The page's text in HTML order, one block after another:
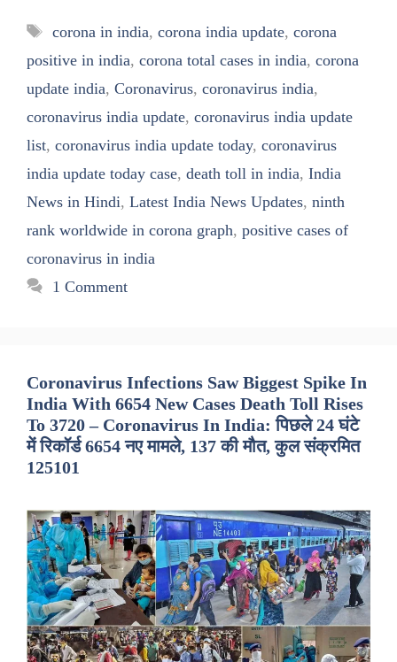
Tags
corona in india, corona india update, corona
positive in india, corona total cases in india, corona
update india, Coronavirus, coronavirus india,
coronavirus india update, coronavirus india update
list, coronavirus india update today, coronavirus
india update today case, death toll in india, India
News in Hindi, Latest India News Updates, ninth
rank worldwide in corona graph, positive cases of
coronavirus in india
1 Comment
Coronavirus Infections Saw Biggest Spike In
India With 6654 New Cases Death Toll Rises
To 3720 – Coronavirus In India: पिछले 24 घंटे
में रिकॉर्ड 6654 नए मामले, 137 की मौत, कुल संक्रमित
125101